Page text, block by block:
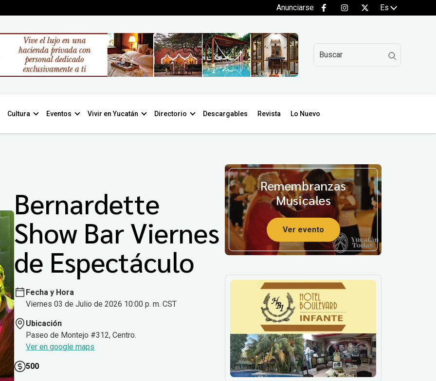
Anunciarse Es
Cultura Eventos Vivir en Yucatán Directorio Descargables Revista Lo Nuevo
Bernardette
Show Bar Viernes
de Espectáculo
Fecha y Hora
Viernes 03 de Julio de 2026 10:00 p. m. CST
Ubicación
Paseo de Montejo #312, Centro.
Ver en google maps
500
Remembranzas
Musicales
Ver evento